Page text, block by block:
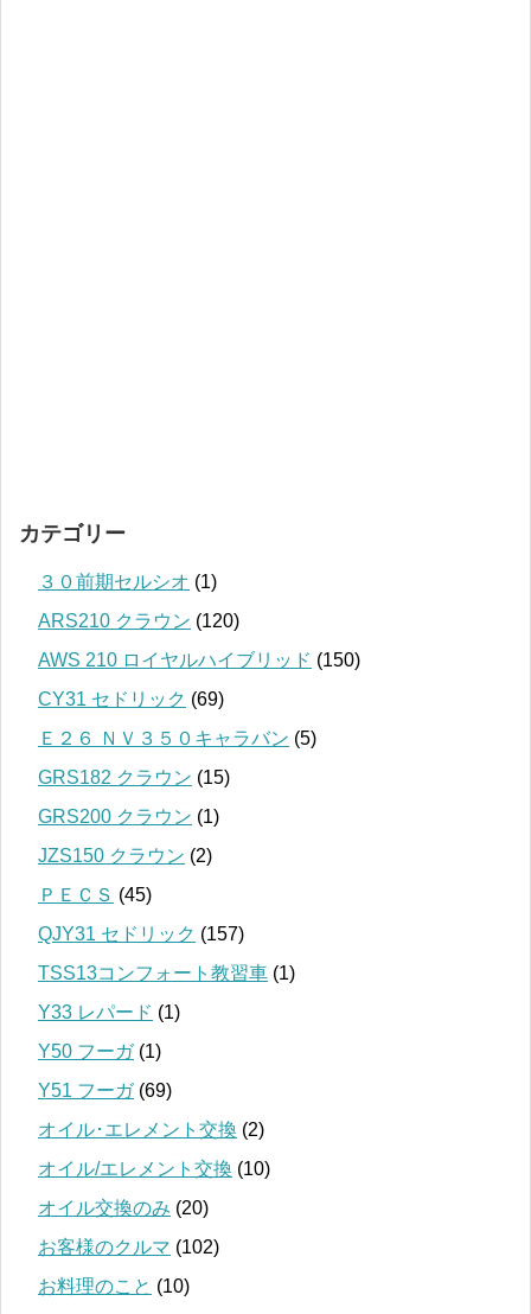
カテゴリー
３０前期セルシオ (1)
ARS210 クラウン (120)
AWS 210 ロイヤルハイブリッド (150)
CY31 セドリック (69)
Ｅ２６ ＮＶ３５０キャラバン (5)
GRS182 クラウン (15)
GRS200 クラウン (1)
JZS150 クラウン (2)
ＰＥＣＳ (45)
QJY31 セドリック (157)
TSS13コンフォート教習車 (1)
Y33 レパード (1)
Y50 フーガ(1)
Y51 フーガ(69)
オイル･エレメント交換 (2)
オイル/エレメント交換 (10)
オイル交換のみ (20)
お客様のクルマ (102)
お料理のこと (10)